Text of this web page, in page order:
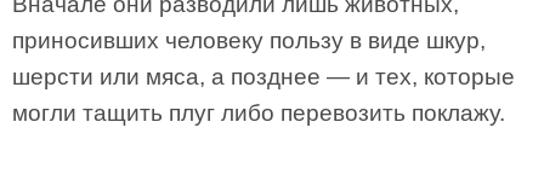
приносивших человеку пользу в виде шкур,
шерсти или мяса, а позднее — и тех, которые
могли тащить плуг либо перевозить поклажу.